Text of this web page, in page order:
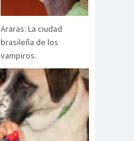
Araras: La ciudad
brasileña de los
vampiros.